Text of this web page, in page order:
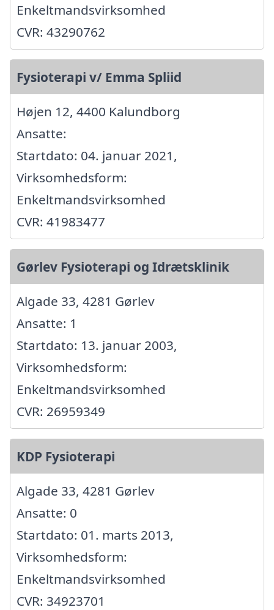
Enkeltmandsvirksomhed
CVR: 43290762
Fysioterapi v/ Emma Spliid
Højen 12, 4400 Kalundborg
Ansatte:
Startdato: 04. januar 2021,
Virksomhedsform:
Enkeltmandsvirksomhed
CVR: 41983477
Gørlev Fysioterapi og Idrætsklinik
Algade 33, 4281 Gørlev
Ansatte: 1
Startdato: 13. januar 2003,
Virksomhedsform:
Enkeltmandsvirksomhed
CVR: 26959349
KDP Fysioterapi
Algade 33, 4281 Gørlev
Ansatte: 0
Startdato: 01. marts 2013,
Virksomhedsform:
Enkeltmandsvirksomhed
CVR: 34923701